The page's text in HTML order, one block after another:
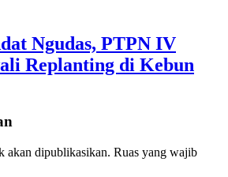
Ngudas, PTPN IV
Replanting di Kebun
akan dipublikasikan. Ruas yang wajib